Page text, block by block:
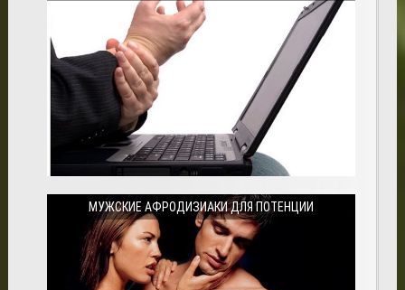
МУЖСКИЕ АФРОДИЗИАКИ ДЛЯ ПОТЕНЦИИ